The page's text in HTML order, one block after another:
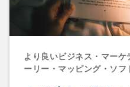
より良いビジネス・マー
ーリー・マッピング・ソフ